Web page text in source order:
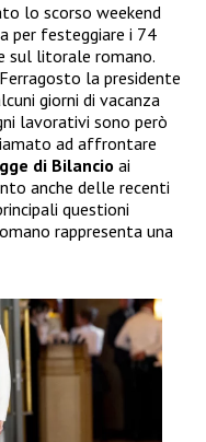
lo scorso weekend
per festeggiare i 74
sul litorale romano.
la presidente
giorni di vacanza
lavorativi sono però
ad affrontare
di Bilancio ai
anche delle recenti
questioni
rappresenta una